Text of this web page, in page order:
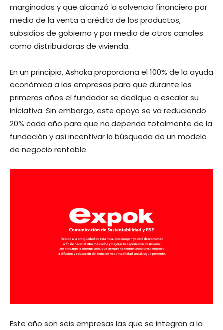
marginadas y que alcanzó la solvencia financiera por
medio de la venta a crédito de los productos,
subsidios de gobierno y por medio de otros canales
como distribuidoras de vivienda.
En un principio, Ashoka proporciona el 100% de la ayuda
económica a las empresas para que durante los
primeros años el fundador se dedique a escalar su
iniciativa. Sin embargo, este apoyo se va reduciendo
20% cada año para que no dependa totalmente de la
fundación y así incentivar la búsqueda de un modelo
de negocio rentable.
Este año son seis empresas las que se integran a la